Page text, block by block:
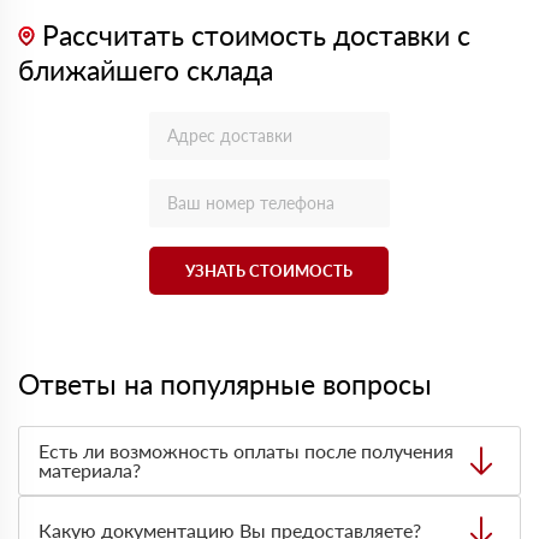
Рассчитать стоимость доставки с
ближайшего склада
УЗНАТЬ СТОИМОСТЬ
Ответы на популярные вопросы
Есть ли возможность оплаты после получения
материала?
оплата по факту получения товара. При этом, если
Какую документацию Вы предоставляете?